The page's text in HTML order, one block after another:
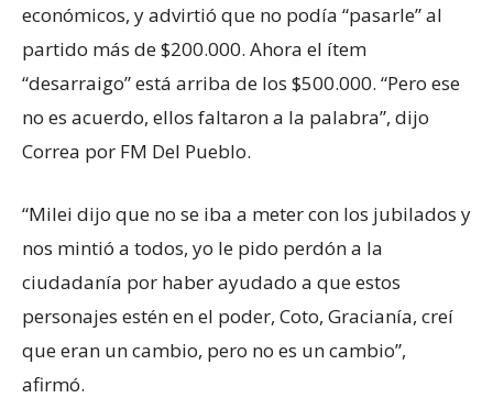
económicos, y advirtió que no podía “pasarle” al
partido más de $200.000. Ahora el ítem
“desarraigo” está arriba de los $500.000. “Pero ese
no es acuerdo, ellos faltaron a la palabra”, dijo
Correa por FM Del Pueblo.
“Milei dijo que no se iba a meter con los jubilados y
nos mintió a todos, yo le pido perdón a la
ciudadanía por haber ayudado a que estos
personajes estén en el poder, Coto, Gracianía, creí
que eran un cambio, pero no es un cambio”,
afirmó.